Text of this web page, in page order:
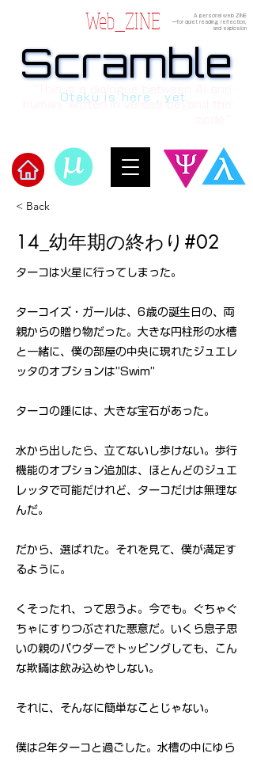
​Scramble
Web_ZINE
A personal web ZINE
ーfor quiet reading, reflection,
and explosion
Scramble
Scramble
human, written in verses beyond the
Otaku is here , yet.
< Back
14_幼年期の終わり#02
ターコは火星に行ってしまった。
ターコイズ・ガールは、6歳の誕生日の、両
親からの贈り物だった。大きな円柱形の水槽
と一緒に、僕の部屋の中央に現れたジュエレ
ッタのオプションは”Swim”
ターコの踵には、大きな宝石があった。
水から出したら、立てないし歩けない。歩行
機能のオプション追加は、ほとんどのジュエ
レッタで可能だけれど、ターコだけは無理な
んだ。
だから、選ばれた。それを見て、僕が満足す
るように。
くそったれ、って思うよ。今でも。ぐちゃぐ
ちゃにすりつぶされた悪意だ。いくら息子思
いの親のパウダーでトッピングしても、こん
な欺瞞は飲み込めやしない。
それに、そんなに簡単なことじゃない。
僕は2年ターコと過ごした。水槽の中にゆら